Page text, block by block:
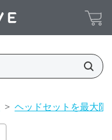
> ヘッドセットを最大限